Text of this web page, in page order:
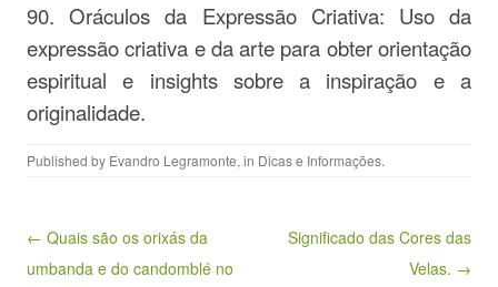
90. Oráculos da Expressão Criativa: Uso da
expressão criativa e da arte para obter orientação
espiritual e insights sobre a inspiração e a
originalidade.
Published by Evandro Legramonte, in Dicas e Informações.
Post navigation
← Quais são os orixás da
umbanda e do candomblé no
Significado das Cores das
Velas. →